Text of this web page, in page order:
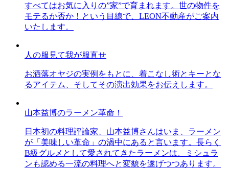
すべてはお気に入りの”家”で育まれます。世の物件を
モテるか否か！という目線で、LEON不動産がご案内
いたします。
人の服見て我が服直せ
お洒落オヤジの実例をもとに、着こなし術とキーとな
るアイテム、そしてその演出効果をお伝えします。
山本益博のラーメン革命！
日本初の料理評論家、山本益博さんはいま、ラーメン
が「美味しい革命」の渦中にあると言います。長らく
B級グルメとして愛されてきたラーメンは、ミシュラ
ンも認める一流の料理へと変貌を遂げつつあります。